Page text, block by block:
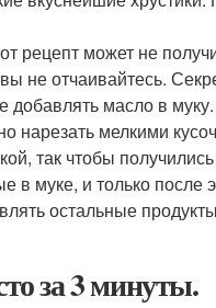
рецепт может не
не отчаивайтесь.
добавлять масло в
нарезать мелкими
так чтобы получились
в муке, и только после
остальные
за 3 минуты.